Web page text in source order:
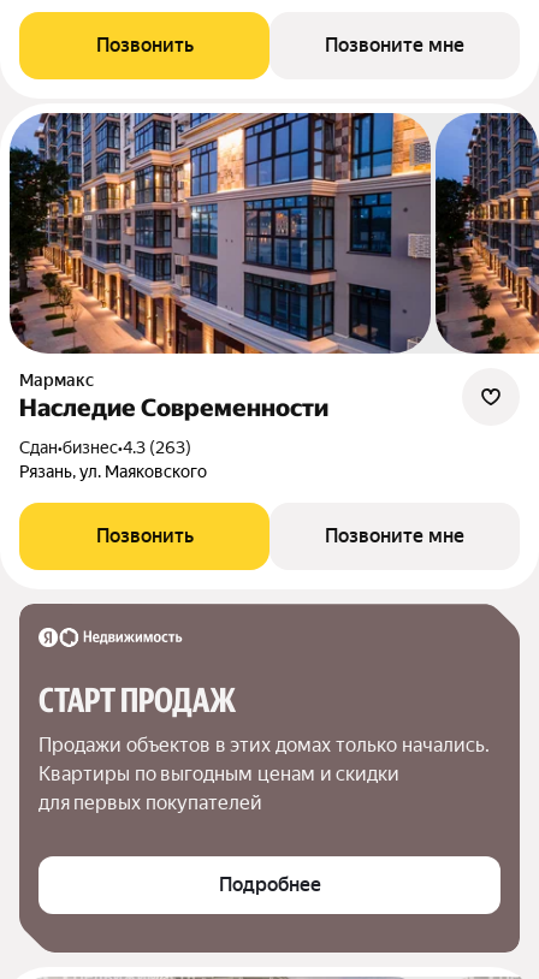
Позвонить Позвоните мне
Мармакс
Наследие Современности
Сдан•бизнес•4.3 (263)
Рязань, ул. Маяковского
Позвонить Позвоните мне
СТАРТ ПРОДАЖ
Продажи объектов в этих домах только начались.
Квартиры по выгодным ценам и скидки
для первых покупателей
Подробнее